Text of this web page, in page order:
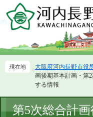
ー
先
ニ
を
本
文
大阪府河内長野市役
画後期基本計画・第
する情報
文
第5次総合計